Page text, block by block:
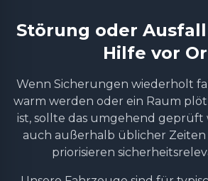
Störung oder
Hilfe vor
Wenn Sicherungen wiederholt
warm werden oder ein Raum
ist, sollte das umgehend geprüft
auch außerhalb üblicher
priorisieren